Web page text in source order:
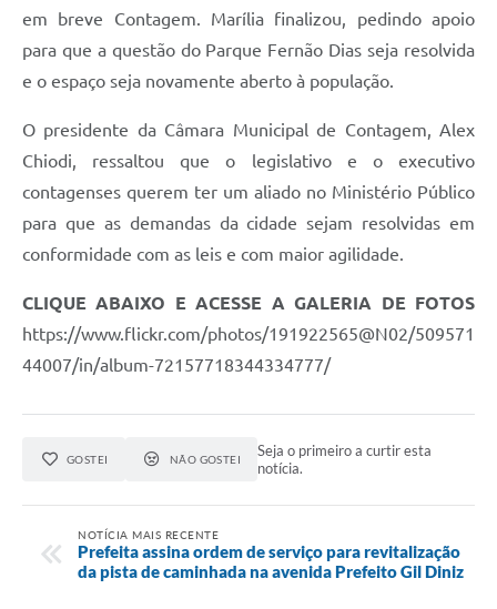
em breve Contagem. Marília finalizou, pedindo apoio
para que a questão do Parque Fernão Dias seja resolvida
e o espaço seja novamente aberto à população.
O presidente da Câmara Municipal de Contagem, Alex
Chiodi, ressaltou que o legislativo e o executivo
contagenses querem ter um aliado no Ministério Público
para que as demandas da cidade sejam resolvidas em
conformidade com as leis e com maior agilidade.
CLIQUE ABAIXO E ACESSE A GALERIA DE FOTOS
https://www.flickr.com/photos/191922565@N02/509571
44007/in/album-72157718344334777/
GOSTEI NÃO GOSTEI
Seja o primeiro a curtir esta
notícia.
NOTÍCIA MAIS RECENTE
Prefeita assina ordem de serviço para revitalização
da pista de caminhada na avenida Prefeito Gil Diniz